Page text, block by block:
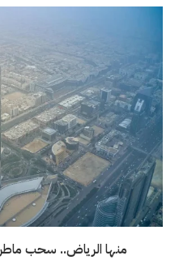
منها الرياض.. سحب ماطرة